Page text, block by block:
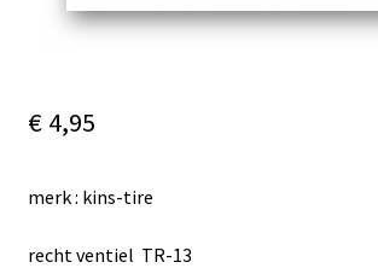
€4,95
merk : kins-tire
recht ventiel TR-13